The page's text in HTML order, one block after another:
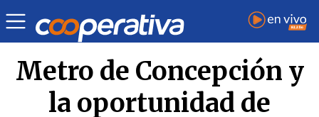
Opinión | Jorge Inzulza Contardo
Metro de Concepción y
la oportunidad de